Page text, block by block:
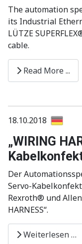
The automation
its Industrial
LÜTZE
cable.
Read More ...
18.10.2018
„WIRING
Der
Servo-
Rexroth® und
HARNESS“.
Weiterlesen …